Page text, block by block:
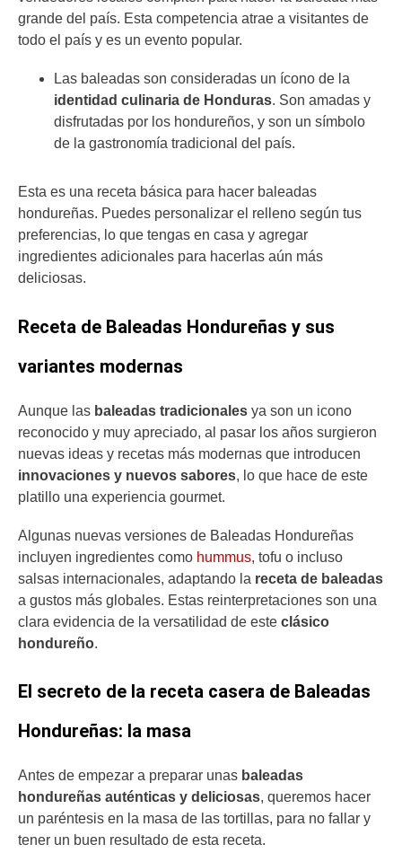
grande del país. Esta competencia atrae a visitantes de
todo el país y es un evento popular.
Las baleadas son consideradas un ícono de la
identidad culinaria de Honduras. Son amadas y
disfrutadas por los hondureños, y son un símbolo
de la gastronomía tradicional del país.
Esta es una receta básica para hacer baleadas
hondureñas. Puedes personalizar el relleno según tus
preferencias, lo que tengas en casa y agregar
ingredientes adicionales para hacerlas aún más
deliciosas.
Receta de Baleadas Hondureñas y sus
variantes modernas
Aunque las baleadas tradicionales ya son un icono
reconocido y muy apreciado, al pasar los años surgieron
nuevas ideas y recetas más modernas que introducen
innovaciones y nuevos sabores, lo que hace de este
platillo una experiencia gourmet.
Algunas nuevas versiones de Baleadas Hondureñas
incluyen ingredientes como hummus, tofu o incluso
salsas internacionales, adaptando la receta de baleadas
a gustos más globales. Estas reinterpretaciones son una
clara evidencia de la versatilidad de este clásico
hondureño.
El secreto de la receta casera de Baleadas
Hondureñas: la masa
Antes de empezar a preparar unas baleadas
hondureñas auténticas y deliciosas, queremos hacer
un paréntesis en la masa de las tortillas, para no fallar y
tener un buen resultado de esta receta.